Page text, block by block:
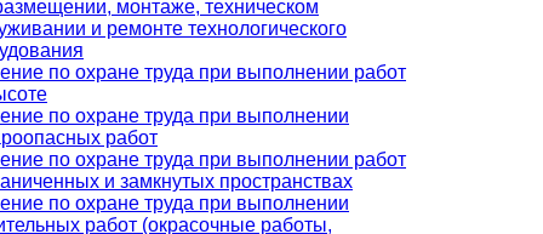
монтаже, техническом
и ремонте технологического
по охране труда при выполнении работ
по охране труда при выполнении
работ
по охране труда при выполнении работ
и замкнутых пространствах
по охране труда при выполнении
работ (окрасочные работы,